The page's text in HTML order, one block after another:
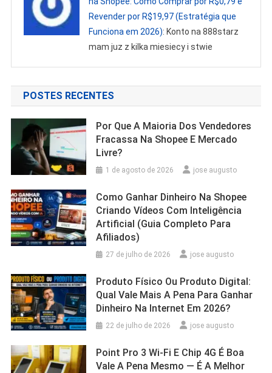
Revender por R$19,97 (Estratégia que
Funciona em 2026): Konto na 888starz
mam juz z kilka miesiecy i stwie
POSTES RECENTES
Por Que A Maioria Dos Vendedores
Fracassa Na Shopee E Mercado
Livre?
1 de agosto de 2026 jose augusto
Como Ganhar Dinheiro Na Shopee
Criando Vídeos Com Inteligência
Artificial (Guia Completo Para
Afiliados)
27 de julho de 2026 jose augusto
Produto Físico Ou Produto Digital:
Qual Vale Mais A Pena Para Ganhar
Dinheiro Na Internet Em 2026?
22 de julho de 2026 jose augusto
Point Pro 3 Wi‑Fi E Chip 4G É Boa
Vale A Pena Mesmo — É A Melhor